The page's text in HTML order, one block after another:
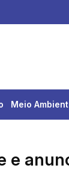
Meio
e